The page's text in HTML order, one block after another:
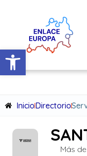
Abrir barra de
InicioDirectorio
Más